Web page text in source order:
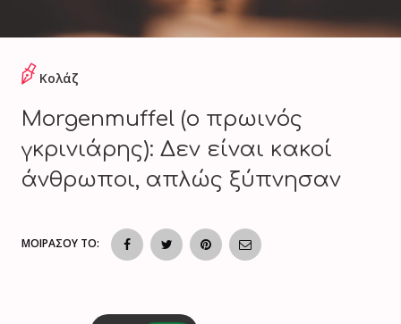
Κολάζ
Morgenmuffel (ο πρωινός
γκρινιάρης): Δεν είναι κακοί
άνθρωποι, απλώς ξύπνησαν
ΜΟΙΡΑΣΟΥ ΤΟ: